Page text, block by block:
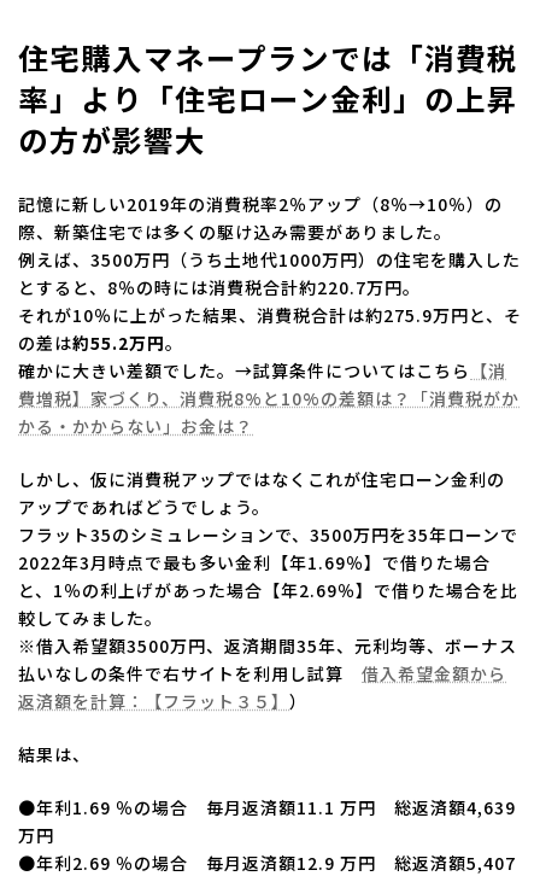
住宅購入マネープランでは「消費税
率」より「住宅ローン金利」の上昇
の方が影響大
記憶に新しい2019年の消費税率2％アップ（8％→10％）の
際、新築住宅では多くの駆け込み需要がありました。
例えば、3500万円（うち土地代1000万円）の住宅を購入した
とすると、8％の時には消費税合計約220.7万円。
それが10％に上がった結果、消費税合計は約275.9万円と、そ
の差は約55.2万円。
確かに大きい差額でした。→試算条件についてはこちら 【消
費増税】家づくり、消費税8%と10%の差額は？「消費税がか
かる・かからない」お金は？
しかし、仮に消費税アップではなくこれが住宅ローン金利の
アップであればどうでしょう。
フラット35のシミュレーションで、3500万円を35年ローンで
2022年3月時点で最も多い金利【年1.69％】で借りた場合
と、1％の利上げがあった場合【年2.69％】で借りた場合を比
較してみました。
※借入希望額3500万円、返済期間35年、元利均等、ボーナス
払いなしの条件で右サイトを利用し試算 借入希望金額から
返済額を計算：【フラット３５】 ）
結果は、
●年利1.69 ％の場合 毎月返済額11.1 万円 総返済額4,639
万円
●年利2.69 ％の場合 毎月返済額12.9 万円 総返済額5,407